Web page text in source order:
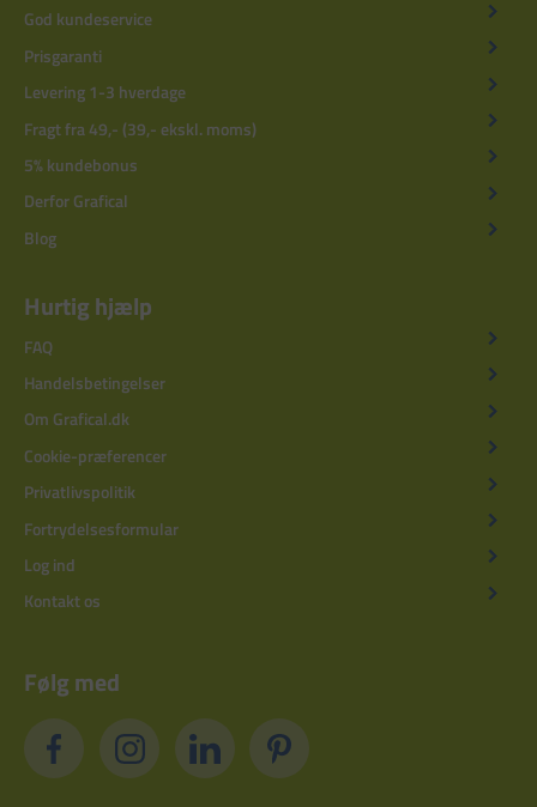
God kundeservice
Prisgaranti
Levering 1-3 hverdage
Fragt fra 49,- (39,- ekskl. moms)
5% kundebonus
Derfor Grafical
Blog
Hurtig hjælp
FAQ
Handelsbetingelser
Om Grafical.dk
Cookie-præferencer
Privatlivspolitik
Fortrydelsesformular
Log ind
Kontakt os
Følg med